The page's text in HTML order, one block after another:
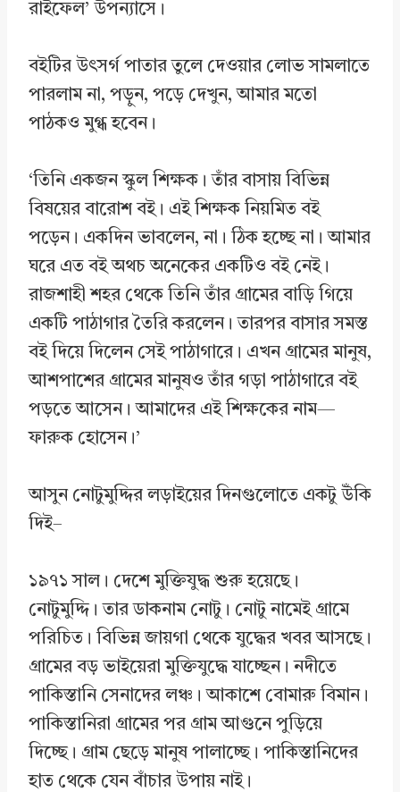
রাইফেল’ উপন্যাসে।
বইটির উৎসর্গ পাতার তুলে দেওয়ার লোভ সামলাতে
পারলাম না, পড়ুন, পড়ে দেখুন, আমার মতো
পাঠকও মুগ্ধ হবেন।
‘তিনি একজন স্কুল শিক্ষক। তাঁর বাসায় বিভিন্ন
বিষয়ের বারোশ বই। এই শিক্ষক নিয়মিত বই
পড়েন। একদিন ভাবলেন, না। ঠিক হচ্ছে না। আমার
ঘরে এত বই অথচ অনেকের একটিও বই নেই।
রাজশাহী শহর থেকে তিনি তাঁর গ্রামের বাড়ি গিয়ে
একটি পাঠাগার তৈরি করলেন। তারপর বাসার সমস্ত
বই দিয়ে দিলেন সেই পাঠাগারে। এখন গ্রামের মানুষ,
আশপাশের গ্রামের মানুষও তাঁর গড়া পাঠাগারে বই
পড়তে আসেন। আমাদের এই শিক্ষকের নাম—
ফারুক হোসেন।’
আসুন নোটুমুদ্দির লড়াইয়ের দিনগুলোতে একটু উঁকি
দিই–
১৯৭১ সাল। দেশে মুক্তিযুদ্ধ শুরু হয়েছে।
নোটুমুদ্দি। তার ডাকনাম নোটু। নোটু নামেই গ্রামে
পরিচিত। বিভিন্ন জায়গা থেকে যুদ্ধের খবর আসছে।
গ্রামের বড় ভাইয়েরা মুক্তিযুদ্ধে যাচ্ছেন। নদীতে
পাকিস্তানি সেনাদের লঞ্চ। আকাশে বোমারু বিমান।
পাকিস্তানিরা গ্রামের পর গ্রাম আগুনে পুড়িয়ে
দিচ্ছে। গ্রাম ছেড়ে মানুষ পালাচ্ছে। পাকিস্তানিদের
হাত থেকে যেন বাঁচার উপায় নাই।